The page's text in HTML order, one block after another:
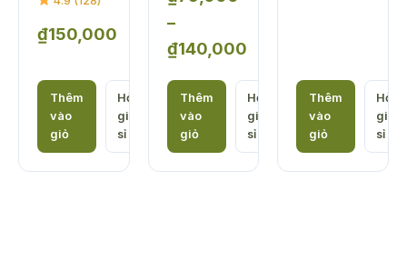
₫150,000
Thêm
vào
giỏ
Hỏi
giá
sỉ
–
₫140,000
giá:
từ
₫75,000
đến
Thêm
vào
giỏ
Hỏi
giá
sỉ
Thêm
vào
giỏ
Hỏi
giá
sỉ